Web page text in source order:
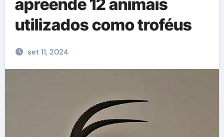
apreende 12 animais
utilizados como troféus
set 11, 2024